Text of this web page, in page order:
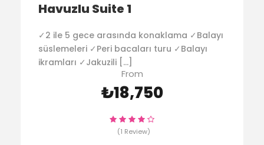
Havuzlu Suite 1
✓2 ile 5 gece arasında konaklama ✓Balayı
süslemeleri ✓Peri bacaları turu ✓Balayı
ikramları ✓Jakuzili […]
From
₺18,750
(1 Review)